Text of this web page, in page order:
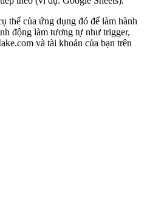
thể của ứng dụng đó để làm hành
động làm tương tự như trigger,
và tài khoản của bạn trên